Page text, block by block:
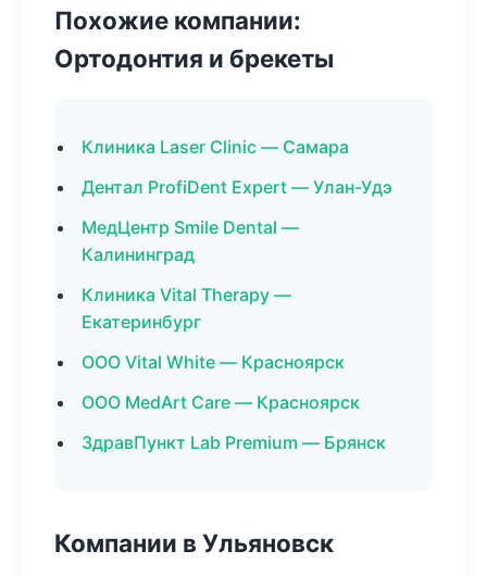
Похожие компании:
Ортодонтия и брекеты
Клиника Laser Clinic — Самара
Дентал ProfiDent Expert — Улан-Удэ
МедЦентр Smile Dental —
Калининград
Клиника Vital Therapy —
Екатеринбург
ООО Vital White — Красноярск
ООО MedArt Care — Красноярск
ЗдравПункт Lab Premium — Брянск
Компании в Ульяновск